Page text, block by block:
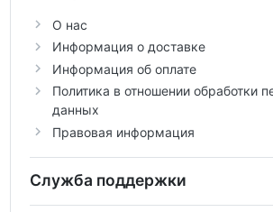
О нас
Информация о доставке
Информация об оплате
Политика в отношении обработки
данных
Правовая информация
Служба поддержки